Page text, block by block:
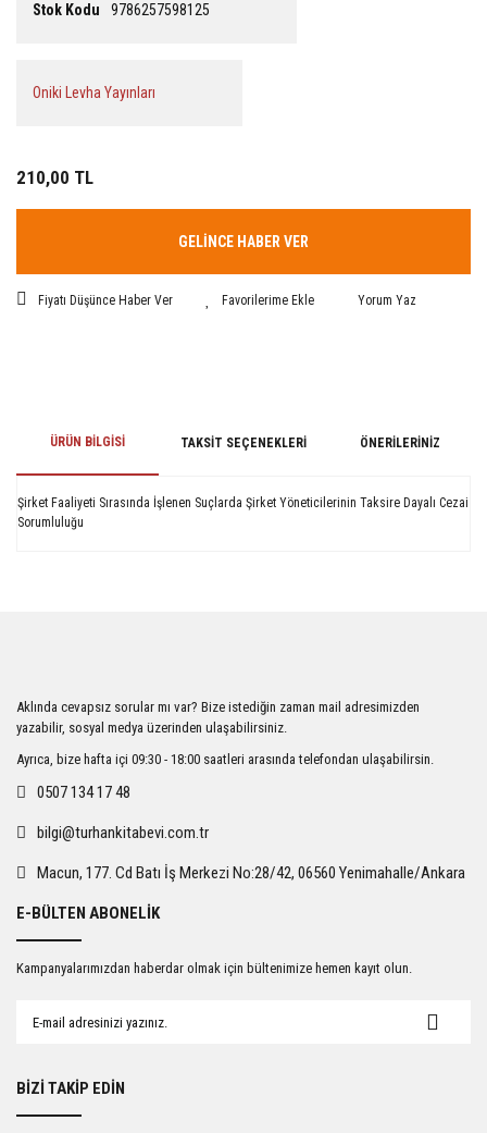
Stok Kodu 9786257598125
Oniki Levha Yayınları
210,00 TL
GELİNCE HABER VER
Fiyatı Düşünce Haber Ver Yorum Yaz
ÜRÜN BILGISI TAKSIT SEÇENEKLERI ÖNERILERINIZ
Şirket Faaliyeti Sırasında İşlenen Suçlarda Şirket Yöneticilerinin Taksire Dayalı Cezai
Sorumluluğu
Ürün açıklamasında eksik bilgiler bulunuyor.
Ürün bilgilerinde hatalar bulunuyor.
Ürün fiyatı diğer sitelerden daha pahalı.
Gönder
Aklında cevapsız sorular mı var? Bize istediğin zaman mail adresimizden
yazabilir, sosyal medya üzerinden ulaşabilirsiniz.
Ayrıca, bize hafta içi 09:30 - 18:00 saatleri arasında telefondan ulaşabilirsin.
0507 134 17 48
bilgi@turhankitabevi.com.tr
Macun, 177. Cd Batı İş Merkezi No:28/42, 06560 Yenimahalle/Ankara
E-BÜLTEN ABONELİK
Kampanyalarımızdan haberdar olmak için bültenimize hemen kayıt olun.
BİZİ TAKİP EDİN